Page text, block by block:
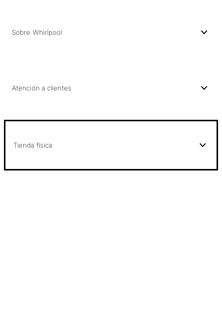
Sobre Whirlpool
Atención a clientes
Tienda física